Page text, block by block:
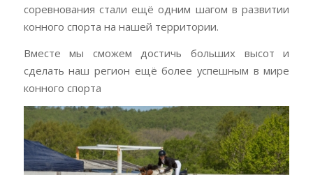
соревнования стали ещё одним шагом в развитии
конного спорта на нашей территории.
Вместе мы сможем достичь больших высот и
сделать наш регион ещё более успешным в мире
конного спорта